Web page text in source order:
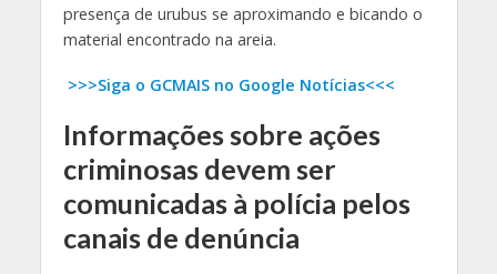
presença de urubus se aproximando e bicando o
material encontrado na areia.
>>>Siga o GCMAIS no Google Notícias<<<
Informações sobre ações
criminosas devem ser
comunicadas à polícia pelos
canais de denúncia